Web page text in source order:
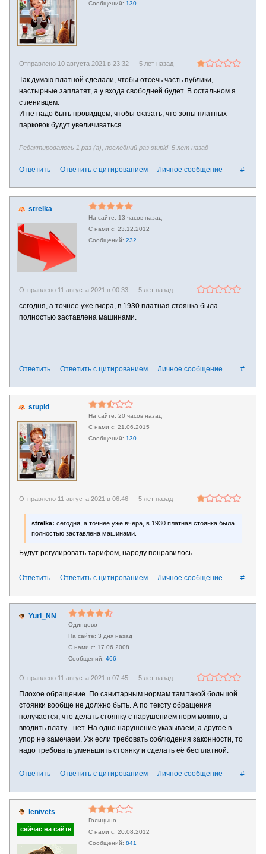
130
Отправлено 10 августа 2021 в 23:32 — 5 лет назад
Так думаю платной сделали, чтобы отсечь часть публики,
настырные заплатят, а у входа свободней будет. В остальном я
с ленивцем.
И не надо быть провидцем, чтобы сказать, что зоны платных
парковок будут увеличиваться.
Редактировалось 1 раз (а), последний раз stupid 5 лет назад
#
Ответить Ответить с цитированием Личное сообщение
strelka
13 часов назад
23.12.2012
232
Отправлено 11 августа 2021 в 00:33 — 5 лет назад
сегодня, а точнее уже вчера, в 1930 платная стоянка была
полностью заставлена машинами.
#
Ответить Ответить с цитированием Личное сообщение
stupid
20 часов назад
21.06.2015
130
Отправлено 11 августа 2021 в 06:46 — 5 лет назад
strelka: сегодня, а точнее уже вчера, в 1930 платная стоянка была
полностью заставлена машинами.
Будут регулировать тарифом, народу понравилось.
#
Ответить Ответить с цитированием Личное сообщение
Yuri_NN
Одинцово
3 дня назад
17.06.2008
466
Отправлено 11 августа 2021 в 07:45 — 5 лет назад
Плохое обращение. По санитарным нормам там такой большой
стоянки вообще не должно быть. А по тексту обращения
получается, что делать стоянку с нарушением норм можно, а
вводить плату - нет. На одно нарушение указываем, а другое в
упор не замечаем. Уж если требовать соблюдения законности, то
надо требовать уменьшить стоянку и сделать её бесплатной.
#
Ответить Ответить с цитированием Личное сообщение
lenivets
Голицыно
20.08.2012
841